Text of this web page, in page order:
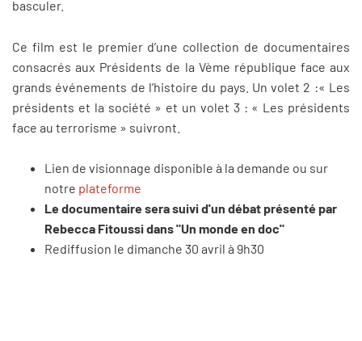
basculer.
Ce film est le premier d’une collection de documentaires
consacrés aux Présidents de la Vème république face aux
grands événements de l’histoire du pays. Un volet 2 :« Les
présidents et la société » et un volet 3 : « Les présidents
face au terrorisme » suivront.
Lien de visionnage disponible à la demande ou sur
notre plateforme
Le documentaire sera suivi d'un débat présenté par
Rebecca Fitoussi dans "Un monde en doc"
Rediffusion le dimanche 30 avril à 9h30